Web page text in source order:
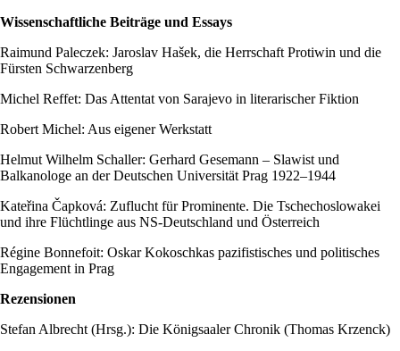
Wissenschaftliche Beiträge und Essays
Raimund Paleczek: Jaroslav Hašek, die Herrschaft Protiwin und die
Fürsten Schwarzenberg
Michel Reffet: Das Attentat von Sarajevo in literarischer Fiktion
Robert Michel: Aus eigener Werkstatt
Helmut Wilhelm Schaller: Gerhard Gesemann – Slawist und
Balkanologe an der Deutschen Universität Prag 1922–1944
Kateřina Čapková: Zuflucht für Prominente. Die Tschechoslowakei
und ihre Flüchtlinge aus NS-Deutschland und Österreich
Régine Bonnefoit: Oskar Kokoschkas pazifistisches und politisches
Engagement in Prag
Rezensionen
Stefan Albrecht (Hrsg.): Die Königsaaler Chronik (Thomas Krzenck)